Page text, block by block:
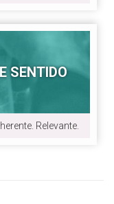
SENTIDO
Relevante.